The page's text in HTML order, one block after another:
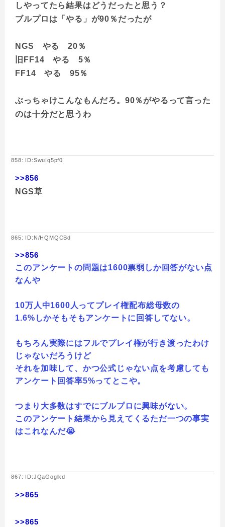
しやってたら結果はどうだったと思う？
ブルプロは「やる」が90％だったが
NGS やる 20％
旧FF14 やる 5％
FF14 やる 95％
ぶっちゃけこんなもんだろ。90％がやるって言った
のは十分だと思うわ
858: ID:SwuIq5pf0
>>856
NGS草
865: ID:N/HQMQCBd
>>856
このアンケートの問題は1600票弱しか回答がない点
なんや
10万人中1600人ってプレイ権配布総母数の
1.6%しかそもそもアンケートに回答してない。
もちろん実際にはフルでプレイ権が行き渡ったわけ
じゃないだろうけど
それを加味して、かつ公式じゃない点を考慮しても
アンケート回答率5%ってとこや。
つまり大多数はすでにブルプロに興味がない。
このアンケート結果から見えてくるただ一つの事実
はこれなんだ😭
867: ID:JQaGoglkd
>>865
>>865